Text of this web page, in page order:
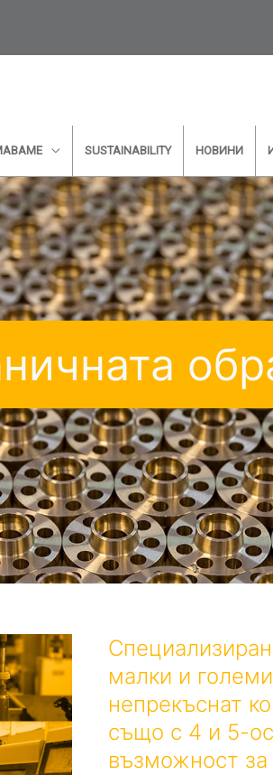
SUSTAINABILITY НОВИНИ
малки и
непрекъснат
също с 4 и 5-
възможност за
информация? Искате ли
електронната
възможно най-скоро
* задължителни полета